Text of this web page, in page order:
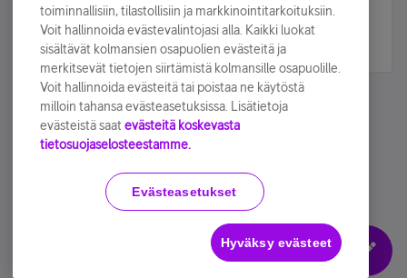
Tilaa nyt
Käyttöehdot Accessibility statement
Evästeasetukset
toiminnallisiin, tilastollisiin ja markkinointitarkoituksiin.
Voit hallinnoida evästevalintojasi alla. Kaikki luokat
sisältävät kolmansien osapuolien evästeitä ja
merkitsevät tietojen siirtämistä kolmansille osapuolille.
Voit hallinnoida evästeitä tai poistaa ne käytöstä
milloin tahansa evästeasetuksissa. Lisätietoja
evästeistä saat evästeitä koskevasta
tietosuojaselosteestamme.
Evästeasetukset
Hyväksy evästeet